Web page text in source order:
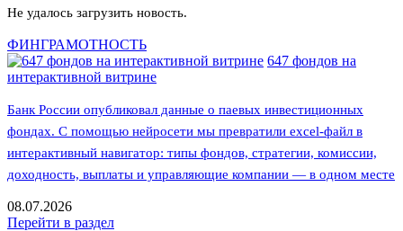
Не удалось загрузить новость.
ФИНГРАМОТНОСТЬ
647 фондов на
интерактивной витрине
Банк России опубликовал данные о паевых инвестиционных
фондах. С помощью нейросети мы превратили excel-файл в
интерактивный навигатор: типы фондов, стратегии, комиссии,
доходность, выплаты и управляющие компании — в одном месте
08.07.2026
Перейти в раздел